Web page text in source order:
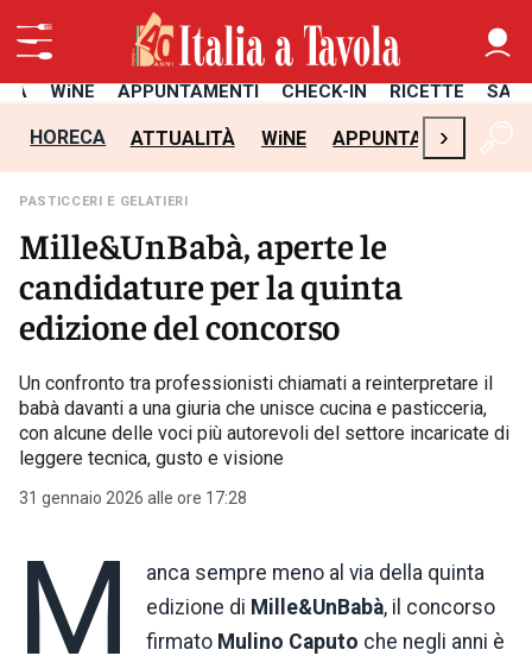
WiNE APPUNTAMENTI CHECK-IN RICETTE
HORECA ATTUALITÀ WiNE APPUNTAMENTI
›
PASTICCERI E GELATIERI
Mille&UnBabà, aperte le
candidature per la quinta
edizione del concorso
Un confronto tra professionisti chiamati a reinterpretare il
babà davanti a una giuria che unisce cucina e pasticceria,
con alcune delle voci più autorevoli del settore incaricate di
leggere tecnica, gusto e visione
31 gennaio 2026 alle ore 17:28
M
anca sempre meno al via della quinta
edizione di Mille&UnBabà, il concorso
firmato Mulino Caputo che negli anni è